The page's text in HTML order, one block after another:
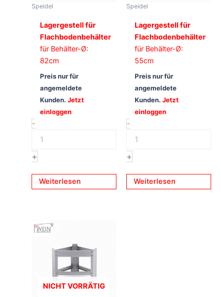
Speidel
Lagergestell für
Flachbodenbehälter
für Behälter-Ø:
82cm
Preis nur für
angemeldete
Kunden.Jetzt
einloggen
-
+
Weiterlesen
Speidel
Lagergestell für
Flachbodenbehälter
für Behälter-Ø:
55cm
Preis nur für
angemeldete
Kunden.Jetzt
einloggen
-
+
Weiterlesen
NICHT VORRÄTIG